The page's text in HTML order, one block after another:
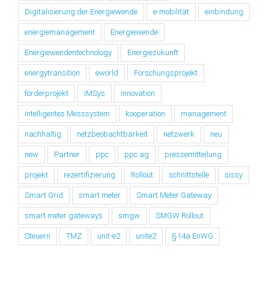
Digitalisierung der Energiewende e-mobilität einbindung
energiemanagement Energiewende
Energiewendentechnology Energiezukunft
energytransition eworld Forschungsprojekt
förderprojekt iMSys innovation
intelligentes Messsystem kooperation management
nachhaltig netzbeobachtbarkeit netzwerk neu
new Partner ppc ppc ag pressemitteilung
projekt rezertifizierung Rollout schnittstelle sissy
Smart Grid smart meter Smart Meter Gateway
smart meter gateways smgw SMGW Rollout
Steuern TMZ unit-e2 unite2 §14a EnWG